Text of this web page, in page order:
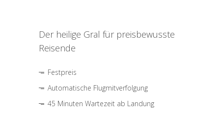
Der heilige Gral für preisbewusste
Reisende
Festpreis
Automatische Flugmitverfolgung
45 Minuten Wartezeit ab Landung